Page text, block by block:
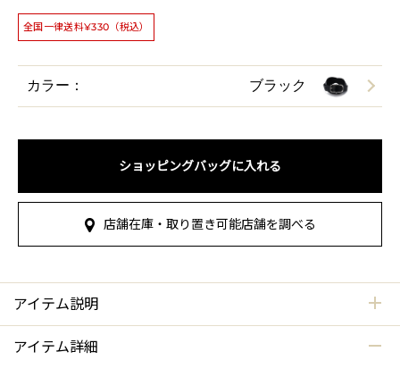
全国一律送料¥330（税込）
カラー： ブラック
ショッピングバッグに入れる
店舗在庫・取り置き可能店舗を調べる
アイテム説明
アイテム詳細